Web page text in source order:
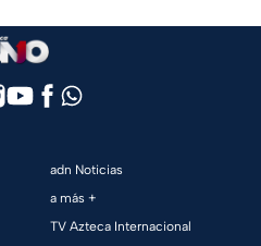
adn Noticias
a más +
TV Azteca Internacional